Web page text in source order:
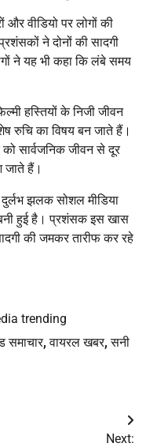
और वीडियो पर लोगों की
ने दोनों की सादगी
ने यह भी कहा कि लंबे समय
हस्तियों के निजी जीवन
रुचि का विषय बन जाते हैं।
सार्वजनिक जीवन से दूर
जाते हैं।
झलक सोशल मीडिया
हुई है। प्रशंसक इस खास
की जमकर तारीफ कर रहे
trending
समाचार,वायरल खबर,सनी
Next: